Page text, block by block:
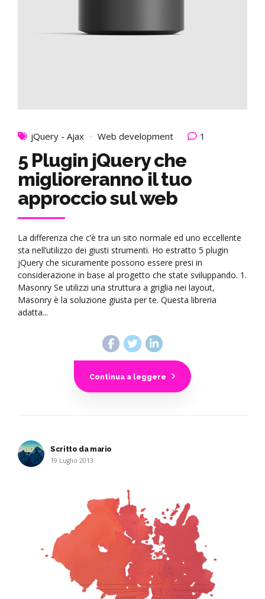
jQuery - Ajax Web development 1
5 Plugin jQuery che
miglioreranno il tuo
approccio sul web
La differenza che c’è tra un sito normale ed uno eccellente
sta nell’utilizzo dei giusti strumenti. Ho estratto 5 plugin
jQuery che sicuramente possono essere presi in
considerazione in base al progetto che state sviluppando. 1.
Masonry Se utilizzi una struttura a griglia nei layout,
Masonry è la soluzione giusta per te. Questa libreria
adatta...
Continua a leggere
Scritto da mario
19 Luglio 2013